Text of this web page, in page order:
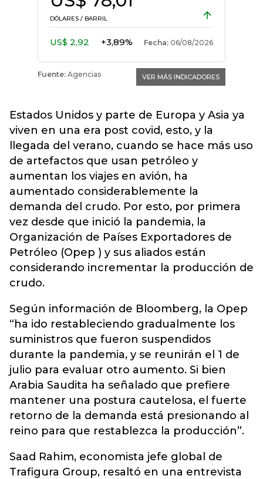
Estados Unidos y parte de Europa y Asia ya
viven en una era post covid, esto, y la
llegada del verano, cuando se hace más uso
de artefactos que usan petróleo y
aumentan los viajes en avión, ha
aumentado considerablemente la
demanda del crudo. Por esto, por primera
vez desde que inició la pandemia, la
Organización de Países Exportadores de
Petróleo (Opep ) y sus aliados están
considerando incrementar la producción de
crudo.
Según información de Bloomberg, la Opep
“ha ido restableciendo gradualmente los
suministros que fueron suspendidos
durante la pandemia, y se reunirán el 1 de
julio para evaluar otro aumento. Si bien
Arabia Saudita ha señalado que prefiere
mantener una postura cautelosa, el fuerte
retorno de la demanda está presionando al
reino para que restablezca la producción”.
Saad Rahim, economista jefe global de
Trafigura Group, resaltó en una entrevista